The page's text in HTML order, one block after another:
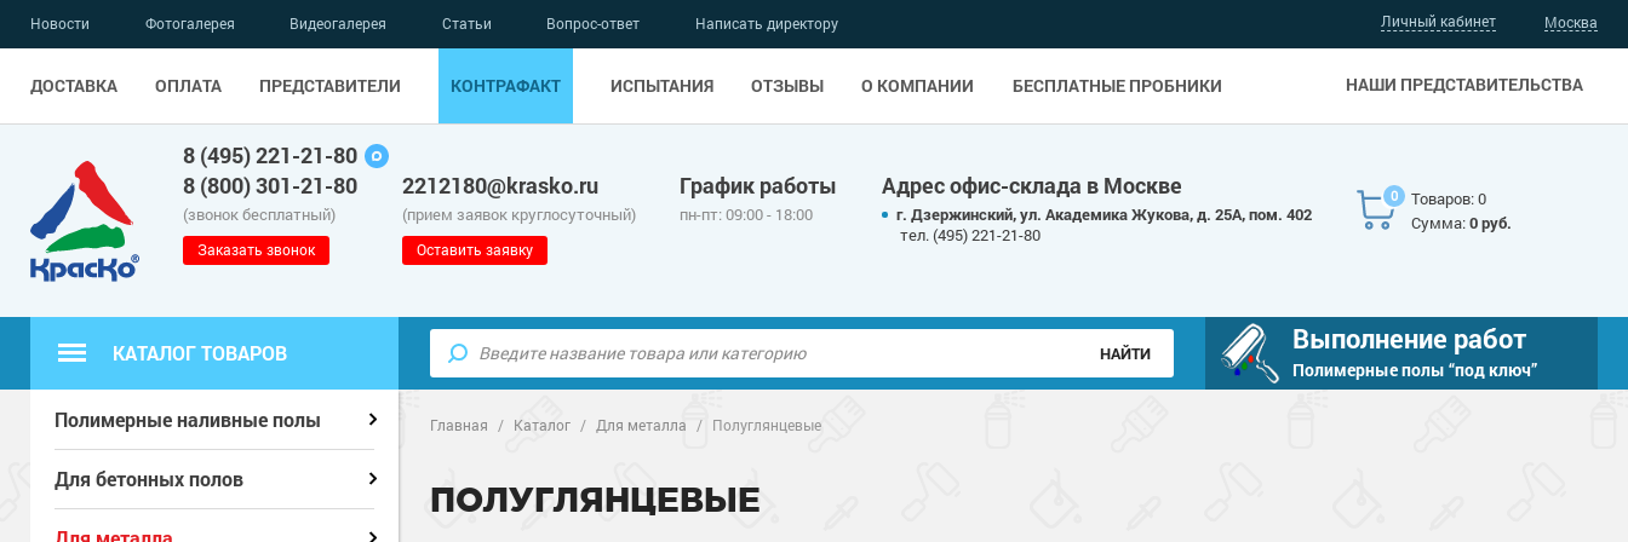
Личный кабинет
НАШИ ПРЕДСТАВИТЕЛЬСТВА
Новости Фотогалерея Видеогалерея Статьи Вопрос-ответ Написать директору
ДОСТАВКА ОПЛАТА ПРЕДСТАВИТЕЛИ КОНТРАФАКТ ИСПЫТАНИЯ ОТЗЫВЫ О КОМПАНИИ БЕСПЛАТНЫЕ ПРОБНИКИ
Москва
8 (495) 221-21-80
8 (800) 301-21-80
(звонок бесплатный)
Заказать звонок
2212180@krasko.ru
(прием заявок круглосуточный)
Оставить заявку
График работы
пн-пт: 09:00 - 18:00
Адрес офис-склада в Москве
г. Дзержинский, ул. Академика Жукова, д. 25А, пом. 402
тел. (495) 221-21-80
0
Товаров: 0
Сумма:0 руб.
КАТАЛОГ ТОВАРОВ Выполнение работ
Полимерные полы “под ключ”
Полимерные наливные полы Полиуретановые полы
Для бетонных полов
Главная / Каталог / Для металла / Полуглянцевые
ПОЛУГЛЯНЦЕВЫЕ
Полимерные наливные полы Полиуретановые полы
Для бетонных полов